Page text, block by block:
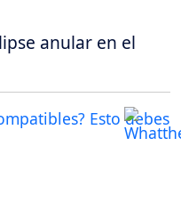
anular en el